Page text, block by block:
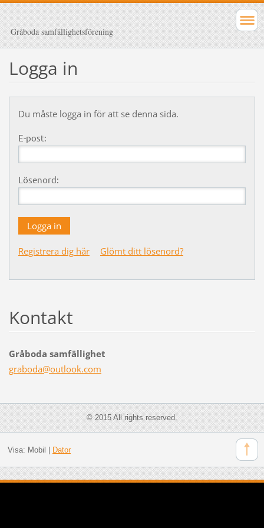
Gråboda samfällighetsförening
Logga in
Du måste logga in för att se denna sida.
E-post:
Lösenord:
Registrera dig här Glömt ditt lösenord?
Kontakt
Gråboda samfällighet
graboda@outlook.com
© 2015 All rights reserved.
Visa: Mobil Dator